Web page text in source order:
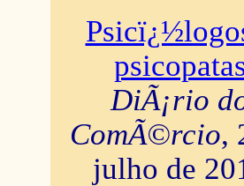
DiÃ¡rio
ComÃ©rcio,
julho de